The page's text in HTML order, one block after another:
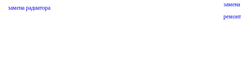
замена радиатора